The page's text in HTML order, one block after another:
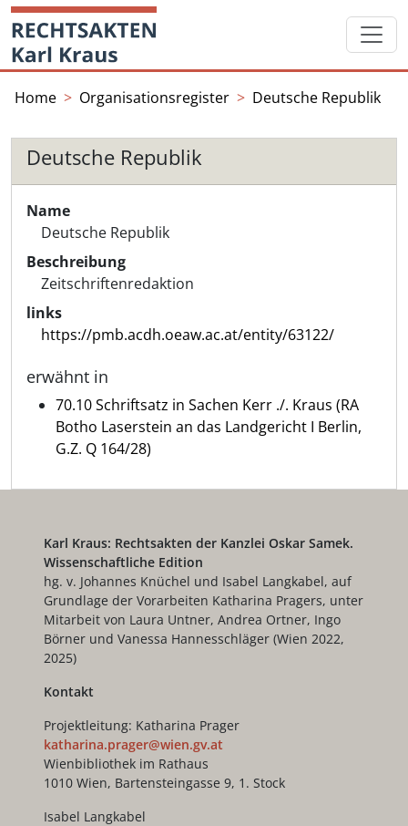
Skip
content
Startseite
Home Organisationsregister Deutsche Republik
Deutsche Republik
Name
Deutsche Republik
Beschreibung
Zeitschriftenredaktion
links
https://pmb.acdh.oeaw.ac.at/entity/63122/
erwähnt in
70.10 Schriftsatz in Sachen Kerr ./. Kraus (RA
Botho Laserstein an das Landgericht I Berlin,
G.Z. Q 164/28)
Karl Kraus: Rechtsakten der Kanzlei Oskar Samek.
Wissenschaftliche Edition
hg. v. Johannes Knüchel und Isabel Langkabel, auf
Grundlage der Vorarbeiten Katharina Pragers, unter
Mitarbeit von Laura Untner, Andrea Ortner, Ingo
Börner und Vanessa Hannesschläger (Wien 2022,
2025)
Kontakt
Projektleitung: Katharina Prager
katharina.prager@wien.gv.at
Wienbibliothek im Rathaus
1010 Wien, Bartensteingasse 9, 1. Stock
Isabel Langkabel